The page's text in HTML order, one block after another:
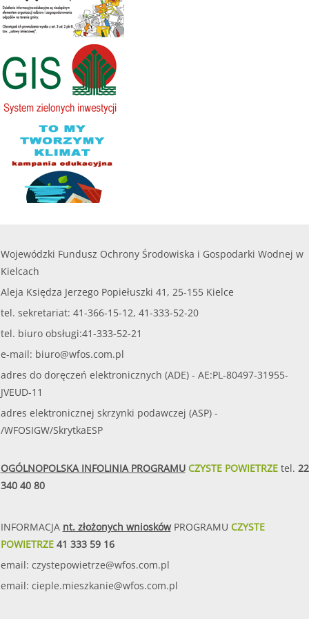
zł
........
czytaj więcej...
Kwota naboru na 2025r. na zadania bieżące:
000,00 zł
Maksymalna kwota dofinansowania na jedno
przedsięwzięcie objęte wnioskiem nie może
przekroczyć8 000,00 zł.
......
czytaj więcej...
Wojewódzki Fundusz Ochrony Środowiska i Gospodarki Wodnej w
Kielcach
Aleja Księdza Jerzego Popiełuszki 41, 25-155 Kielce
tel. sekretariat: 41-366-15-12, 41-333-52-20
tel. biuro obsługi:41-333-52-21
e-mail: biuro@wfos.com.pl
adres do doręczeń elektronicznych (ADE) - AE:PL-80497-31955-
JVEUD-11
adres elektronicznej skrzynki podawczej (ASP) -
/WFOSIGW/SkrytkaESP
OGÓLNOPOLSKA INFOLINIA PROGRAMUCZYSTE POWIETRZEtel. 22
340 40 80
INFORMACJA nt. złożonych wnioskówPROGRAMU CZYSTE
POWIETRZE41 333 59 16
email: czystepowietrze@wfos.com.pl
email: cieple.mieszkanie@wfos.com.pl